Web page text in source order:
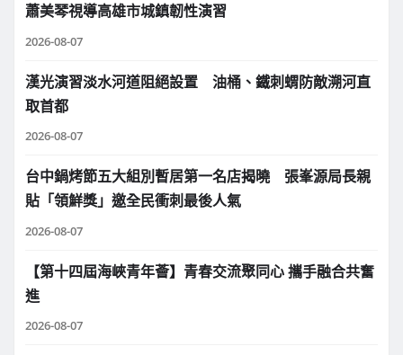
蕭美琴視導高雄市城鎮韌性演習
2026-08-07
漢光演習淡水河道阻絕設置 油桶、鐵刺蝟防敵溯河直
取首都
2026-08-07
台中鍋烤節五大組別暫居第一名店揭曉 張峯源局長親
貼「領鮮獎」邀全民衝刺最後人氣
2026-08-07
【第十四屆海峽青年薈】青春交流聚同心 攜手融合共奮
進
2026-08-07